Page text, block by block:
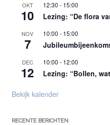
OKT
10
12:30 - 15:00
Lezing: “De flora
NOV
7
10:00 - 15:00
DEC
12
10:00 - 12:00
Lezing: “Bollen,
Bekijk kalender
RECENTE BERICHTEN